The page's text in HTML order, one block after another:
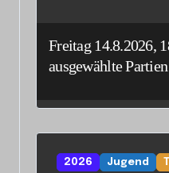
Freitag 14.8.2026,
ausgewählte
2026 Jugend